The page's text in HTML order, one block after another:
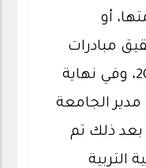
أو
مبادرات
وبرامج رؤية المملكة 2030، وفي نهاية
الجامعة
بعد ذلك تم
التربية